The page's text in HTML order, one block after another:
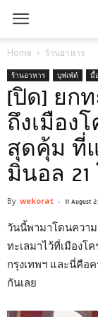
Home ร้านอาหาร
ร้านอาหาร บุฟเฟ่ต์ มื้
[ปิด] ยก
ถึงเมือง
สุดคุ้ม ที่
มินอล
By wekorat - 11 August
วันนี้พามาโดนควา
ทะเลมาไว้ที่เมืองโ
กรุงเทพฯ และนี่คือ
กันเลย